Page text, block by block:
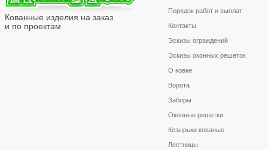
Кованные изделия на заказ
и по проектам
Порядок работ и выплат
Контакты
Эскизы ограждений
Эскизы оконных решеток
О ковке
Ворота
Заборы
Оконные решетки
Козырьки кованые
Лестницы